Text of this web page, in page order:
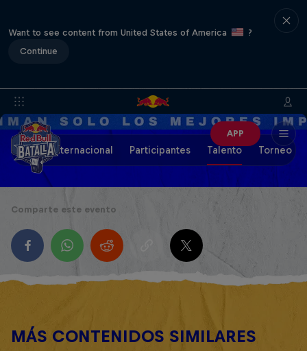
Want to see content from United States of America
?
Continue
APP
Final Internacional Participantes Talento Torneo
Comparte este evento
MÁS CONTENIDOS SIMILARES